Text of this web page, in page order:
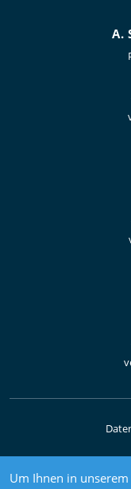
Um Ihnen in
A.